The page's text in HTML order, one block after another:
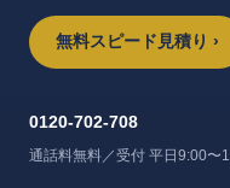
無料スピード見積り ›
0120-702-708
通話料無料／受付 平日9:00〜